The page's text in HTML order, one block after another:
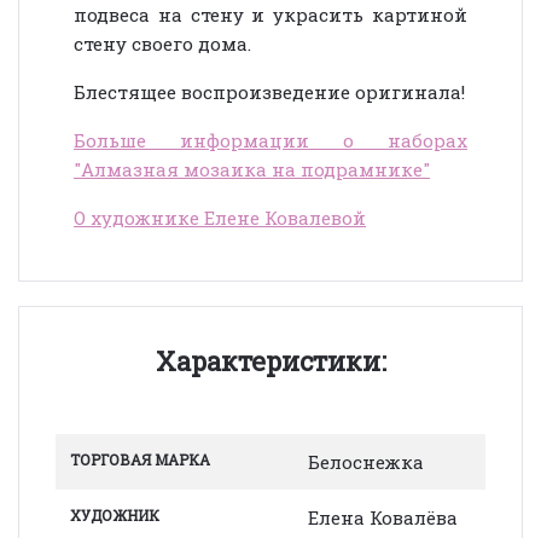
подвеса на стену и украсить картиной
стену своего дома.
Блестящее воспроизведение оригинала!
Больше информации о наборах
"Алмазная мозаика на подрамнике"
О художнике Елене Ковалевой
Характеристики:
ТОРГОВАЯ МАРКА Белоснежка
ХУДОЖНИК Елена Ковалёва